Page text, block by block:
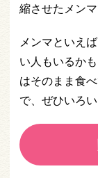
縮させたメンマ
メンマといえ
い人もいるか
はそのまま食
で、ぜひいろ